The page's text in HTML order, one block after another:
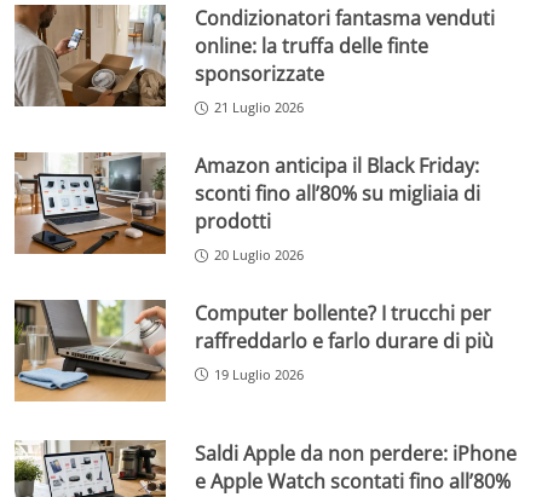
Condizionatori fantasma venduti
online: la truffa delle finte
sponsorizzate
21 Luglio 2026
Amazon anticipa il Black Friday:
sconti fino all’80% su migliaia di
prodotti
20 Luglio 2026
Computer bollente? I trucchi per
raffreddarlo e farlo durare di più
19 Luglio 2026
Saldi Apple da non perdere: iPhone
e Apple Watch scontati fino all’80%